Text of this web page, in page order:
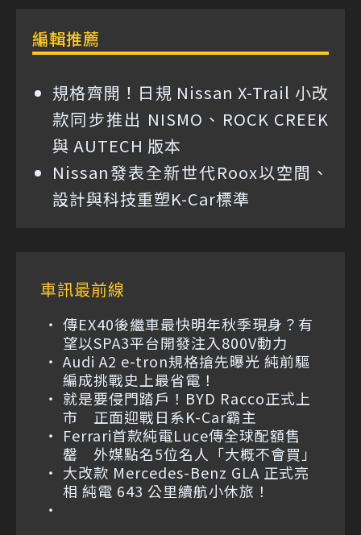
編輯推薦
規格齊開！日規 Nissan X-Trail 小改
款同步推出 NISMO、ROCK CREEK
與 AUTECH 版本
Nissan發表全新世代Roox以空間、
設計與科技重塑K-Car標準
車訊最前線
傳EX40後繼車最快明年秋季現身？有
望以SPA3平台開發注入800V動力
Audi A2 e-tron規格搶先曝光 純前驅
編成挑戰史上最省電！
就是要侵門踏戶！BYD Racco正式上
市 正面迎戰日系K-Car霸主
Ferrari首款純電Luce傳全球配額售
罄 外媒點名5位名人「大概不會買」
大改款 Mercedes-Benz GLA 正式亮
相 純電 643 公里續航小休旅！